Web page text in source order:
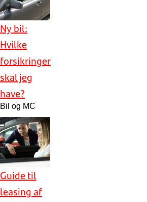
Ny bil:
Hvilke
forsikringer
skal jeg
have?
Bil og MC
Guide til
leasing af